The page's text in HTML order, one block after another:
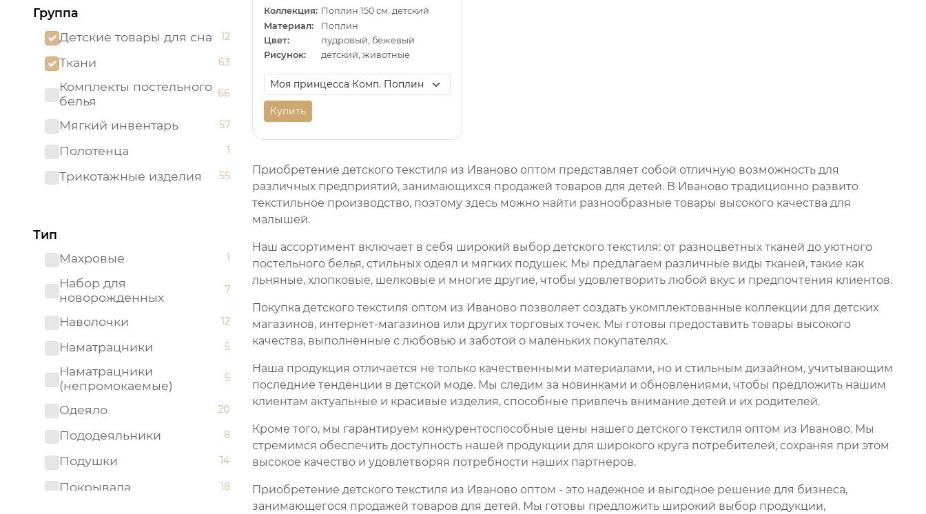
Группа
Детские товары для сна
12
Ткани 63
Комплекты постельного
белья
66
Мягкий инвентарь 57
Полотенца 1
Трикотажные изделия 55
Тип
Махровые
1
Набор для
новорожденных
7
Наволочки 12
Наматрацники 5
Наматрацники
(непромокаемые)
5
Одеяло 20
Пододеяльники 8
Подушки 14
Покрывала 18
Коллекция: Поплин 150 см. детский
Материал:
Поплин
Цвет:
пудровый, бежевый
Рисунок:
детский, животные
Купить
Приобретение детского текстиля из Иваново оптом представляет собой отличную возможность для
различных предприятий, занимающихся продажей товаров для детей. В Иваново традиционно развито
текстильное производство, поэтому здесь можно найти разнообразные товары высокого качества для
малышей.
Наш ассортимент включает в себя широкий выбор детского текстиля: от разноцветных тканей до уютного
постельного белья, стильных одеял и мягких подушек. Мы предлагаем различные виды тканей, такие как
льняные, хлопковые, шелковые и многие другие, чтобы удовлетворить любой вкус и предпочтения клиентов.
Покупка детского текстиля оптом из Иваново позволяет создать укомплектованные коллекции для детских
магазинов, интернет-магазинов или других торговых точек. Мы готовы предоставить товары высокого
качества, выполненные с любовью и заботой о маленьких покупателях.
Наша продукция отличается не только качественными материалами, но и стильным дизайном, учитывающим
последние тенденции в детской моде. Мы следим за новинками и обновлениями, чтобы предложить нашим
клиентам актуальные и красивые изделия, способные привлечь внимание детей и их родителей.
Кроме того, мы гарантируем конкурентоспособные цены нашего детского текстиля оптом из Иваново. Мы
стремимся обеспечить доступность нашей продукции для широкого круга потребителей, сохраняя при этом
высокое качество и удовлетворяя потребности наших партнеров.
Приобретение детского текстиля из Иваново оптом - это надежное и выгодное решение для бизнеса,
занимающегося продажей товаров для детей. Мы готовы предложить широкий выбор продукции,